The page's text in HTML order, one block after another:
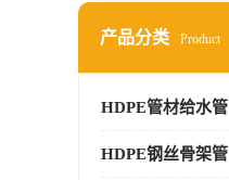
产品分类 Product
HDPE管材给水管
HDPE钢丝骨架管